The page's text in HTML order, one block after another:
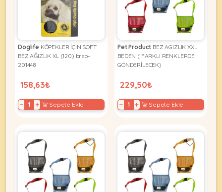
Ürünleri
Köpek
Ürünleri
Doglife KÖPEKLER İÇİN SOFT
BEZ AĞIZLIK XL (120) brsp-
201448
158,63₺
− + Sepete Ekle
Pet Product BEZ AGIZLIK XXL
BEDEN ( FARKLI RENKLERDE
GÖNDERİLECEK)
229,50₺
− + Sepete Ekle